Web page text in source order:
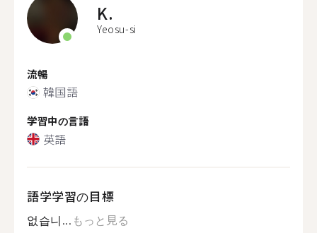
K.
Yeosu-si
流暢
韓国語
学習中の言語
英語
語学学習の目標
없습니... もっと見る